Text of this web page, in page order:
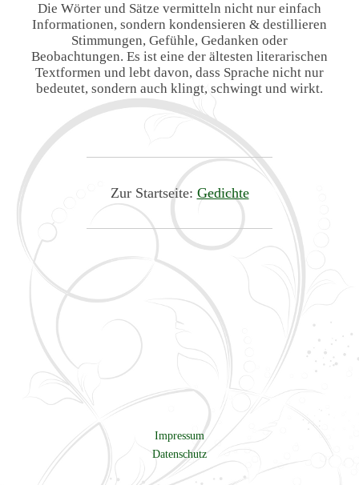
Die Wörter und Sätze vermitteln nicht nur einfach
Informationen, sondern kondensieren & destillieren
Stimmungen, Gefühle, Gedanken oder
Beobachtungen. Es ist eine der ältesten literarischen
Textformen und lebt davon, dass Sprache nicht nur
bedeutet, sondern auch klingt, schwingt und wirkt.
Zur Startseite: Gedichte
Impressum
Datenschutz